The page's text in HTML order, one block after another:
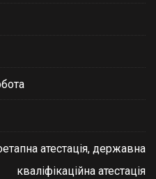
атестація, державна
кваліфікаційна атестація